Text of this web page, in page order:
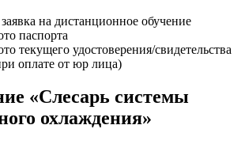
на дистанционное обучение
паспорта
текущего удостоверения/свидетельства
оплате от юр лица)
«Слесарь системы
охлаждения»